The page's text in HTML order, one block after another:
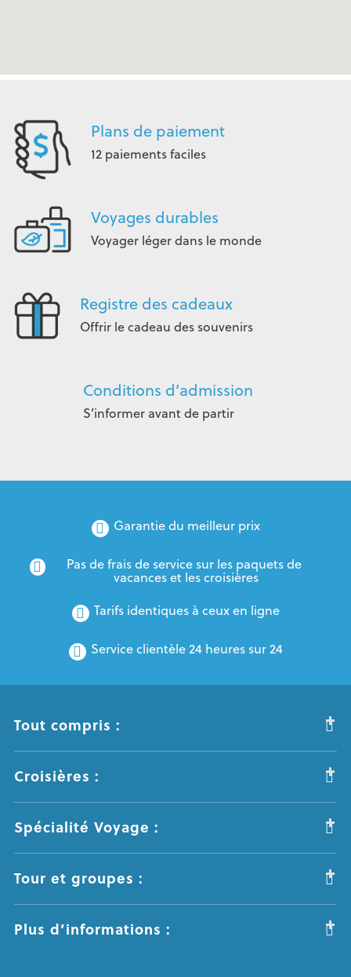
Plans de paiement
12 paiements faciles
Voyages durables
Voyager léger dans le monde
Registre des cadeaux
Offrir le cadeau des souvenirs
Conditions d’admission
S’informer avant de partir
Garantie du meilleur prix
Pas de frais de service sur les paquets de
vacances et les croisières
Tarifs identiques à ceux en ligne
Service clientèle 24 heures sur 24
Tout compris :
Croisières :
Spécialité Voyage :
Tour et groupes :
Plus d’informations :